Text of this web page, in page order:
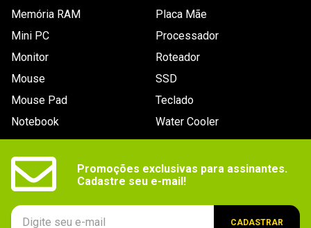
Memória RAM
Mini PC
Monitor
Mouse
Mouse Pad
Notebook
Placa Mãe
Processador
Roteador
SSD
Teclado
Water Cooler
Promoções exclusivas para assinantes.
Cadastre seu e-mail!
CADASTRAR